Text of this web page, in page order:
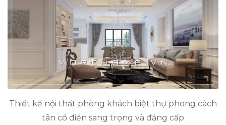
Thiết kế nội thất phòng khách biệt thự phong cách
tân cổ điển sang trọng và đẳng cấp